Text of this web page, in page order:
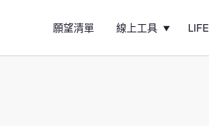
願望清單 線上工具 LIFE